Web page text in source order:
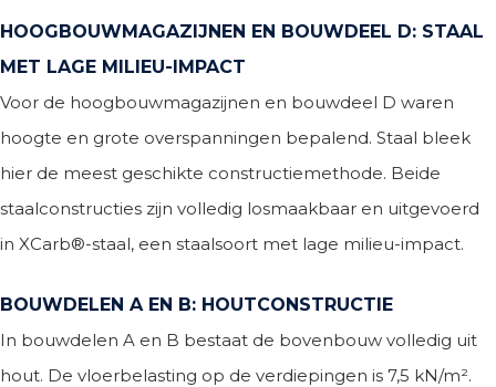
HOOGBOUWMAGAZIJNEN EN BOUWDEEL D: STAAL
MET LAGE MILIEU-IMPACT
Voor de hoogbouwmagazijnen en bouwdeel D waren
hoogte en grote overspanningen bepalend. Staal bleek
hier de meest geschikte constructiemethode. Beide
staalconstructies zijn volledig losmaakbaar en uitgevoerd
in XCarb®-staal, een staalsoort met lage milieu-impact.
BOUWDELEN A EN B: HOUTCONSTRUCTIE
In bouwdelen A en B bestaat de bovenbouw volledig uit
hout. De vloerbelasting op de verdiepingen is 7,5 kN/m².